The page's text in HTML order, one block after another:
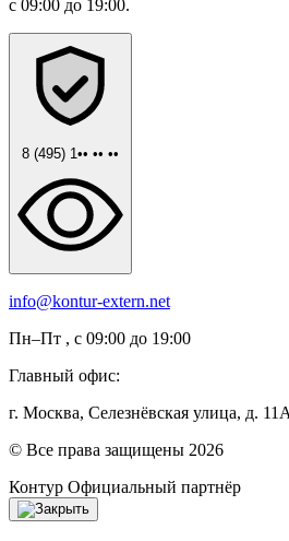
с 09:00 до 19:00.
8 (495) 1•• •• ••
info@kontur-extern.net
Пн–Пт , с 09:00 до 19:00
Главный офис:
г. Москва, Селезнёвская улица, д.
© Все права защищены 2026
Контур Официальный партнёр